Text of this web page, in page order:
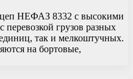
НЕФАЗ 8332 с высокими
перевозкой грузов разных
так и мелкоштучных.
на бортовые,